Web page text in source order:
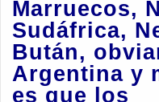
Marruecos,
Sudáfrica,
Bután,
Argentina y
es que los